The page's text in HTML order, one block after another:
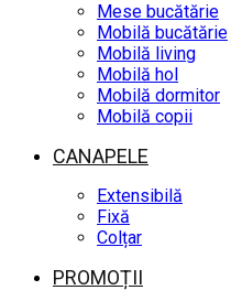
Mese bucătărie
Mobilă bucătărie
Mobilă living
Mobilă hol
Mobilă dormitor
Mobilă copii
CANAPELE
Extensibilă
Fixă
Colțar
PROMOȚII